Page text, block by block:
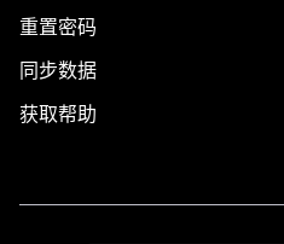
重置密码
同步数据
获取帮助